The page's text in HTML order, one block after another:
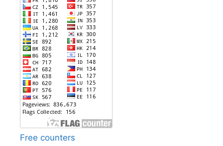
Free counters